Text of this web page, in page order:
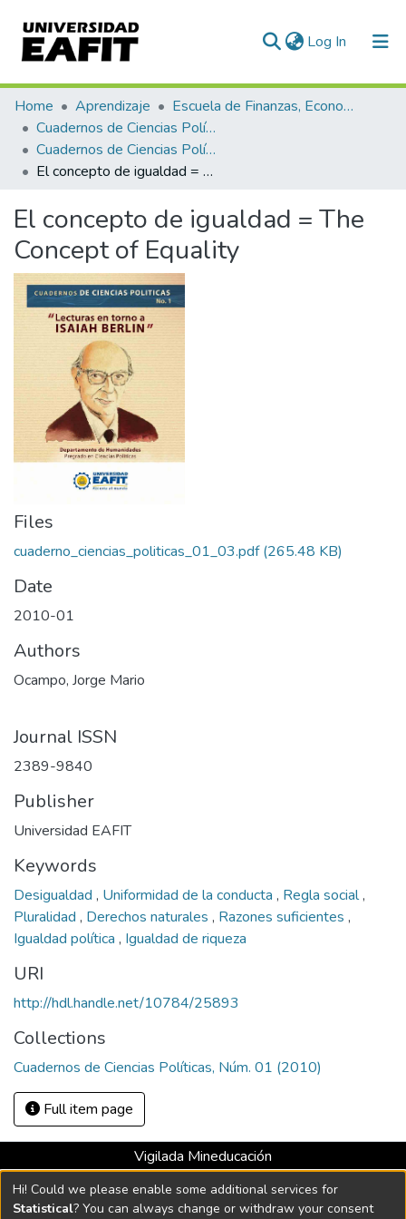
Log In (current)
Communities & Collections
All of DSpace
Statistics
Home Aprendizaje
Escuela de Finanzas, Economía y Gobierno
Cuadernos de Ciencias Políticas
Cuadernos de Ciencias Políticas, Núm. 01 (2010)
El concepto de igualdad = The Concept of Equality
El concepto de igualdad = The
Concept of Equality
Files
cuaderno_ciencias_politicas_01_03.pdf(265.48 KB)
Date
2010-01
Authors
Ocampo, Jorge Mario
Journal ISSN
2389-9840
Publisher
Universidad EAFIT
Keywords
Desigualdad , Uniformidad de la conducta , Regla social,
Pluralidad , Derechos naturales , Razones suficientes ,
Igualdad política , Igualdad de riqueza
URI
http://hdl.handle.net/10784/25893
Collections
Cuadernos de Ciencias Políticas, Núm. 01 (2010)
Full item page
Vigilada Mineducación
Universidad con Acreditación Institucional hasta 2026 -
Resolución MEN 2158 de 2018
Hi! Could we please enable some additional services for
Statistical? You can always change or withdraw your consent